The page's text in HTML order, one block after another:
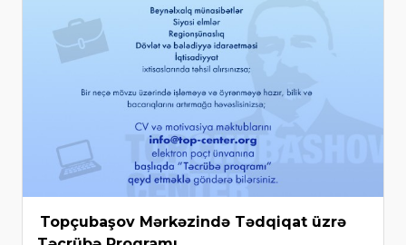
Topçubaşov Mərkəzində Tədqiqat üzrə